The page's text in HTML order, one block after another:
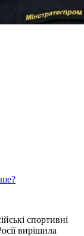
спортивні
вирішила